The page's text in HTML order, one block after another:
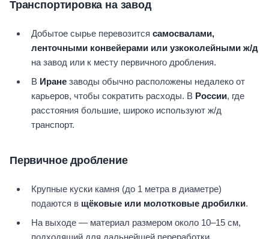
Транспортировка на завод
Добытое сырье перевозится самосвалами,
ленточными конвейерами или узкоколейными ж/д
на завод или к месту первичного дробления.
В Иране заводы обычно расположены недалеко от
карьеров, чтобы сократить расходы. В России, где
расстояния большие, широко используют ж/д
транспорт.
Первичное дробление
Крупные куски камня (до 1 метра в диаметре)
подаются в щёковые или молотковые дробилки.
На выходе — материал размером около 10–15 см,
подходящий для дальнейшей переработки.